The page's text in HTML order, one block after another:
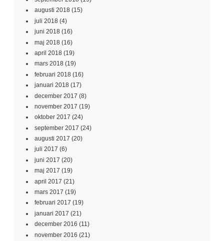
augusti 2018 (15)
juli 2018 (4)
juni 2018 (16)
maj 2018 (16)
april 2018 (19)
mars 2018 (19)
februari 2018 (16)
januari 2018 (17)
december 2017 (8)
november 2017 (19)
oktober 2017 (24)
september 2017 (24)
augusti 2017 (20)
juli 2017 (6)
juni 2017 (20)
maj 2017 (19)
april 2017 (21)
mars 2017 (19)
februari 2017 (19)
januari 2017 (21)
december 2016 (11)
november 2016 (21)